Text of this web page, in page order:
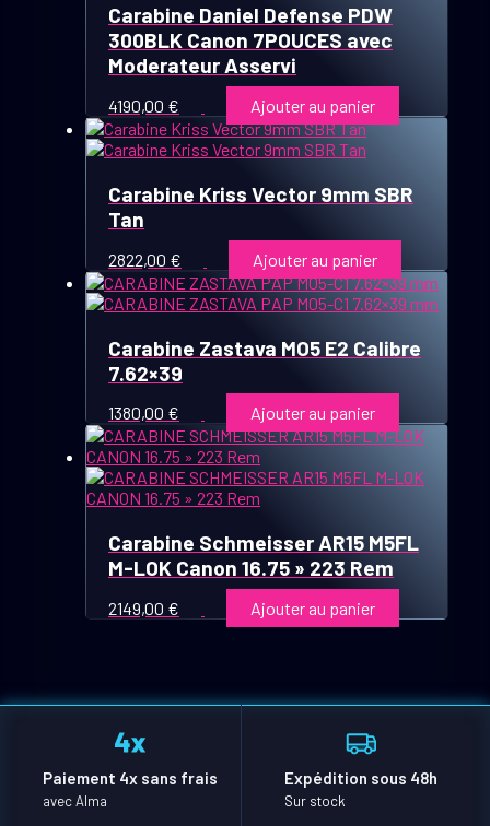
Carabine Daniel Defense PDW
300BLK Canon 7POUCES avec
Moderateur Asservi
4190,00 € Ajouter au panier
Carabine Kriss Vector 9mm SBR
Tan
2822,00 € Ajouter au panier
Carabine Zastava MO5 E2 Calibre
7.62×39
1380,00 € Ajouter au panier
Carabine Schmeisser AR15 M5FL
M-LOK Canon 16.75 » 223 Rem
2149,00 € Ajouter au panier
Paiement 4x sans frais
avec Alma
Expédition sous 48h
Sur stock